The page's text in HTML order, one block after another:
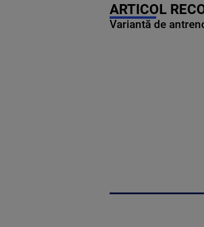
ARTICOL
Variantă de